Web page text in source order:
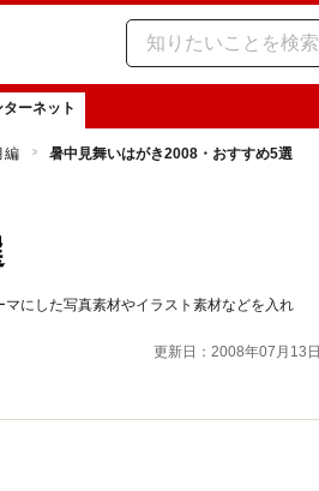
ターネット
編 暑中見舞いはがき2008・おすすめ5選
にした写真素材やイラスト素材などを入れ
更新日：2008年07月13日